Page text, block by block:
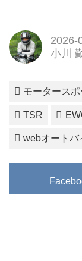
2026-
小川
モータースポ
TSR
webオートバ